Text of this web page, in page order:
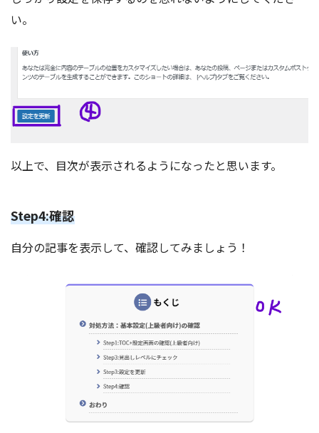
い。
以上で、目次が表示されるようになったと思います。
Step4:確認
自分の記事を表示して、確認してみましょう！